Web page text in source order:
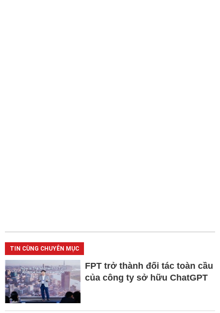
TIN CÙNG CHUYÊN MỤC
FPT trở thành đối tác toàn cầu
của công ty sở hữu ChatGPT